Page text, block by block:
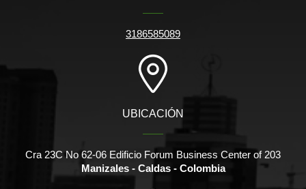
3186585089
UBICACIÓN
Cra 23C No 62-06 Edificio Forum Business Center of 203
Manizales - Caldas - Colombia